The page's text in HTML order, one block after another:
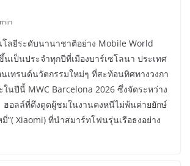
โลยีระดับนานาชาติอย่าง Mobile World
นเป็นประจำทุกปีที่เมืองบาร์เซโลนา ประเทศ
นเทรนด์นวัตกรรมใหม่ๆ ที่สะท้อนทิศทางวงกา
นปีนี้ MWC Barcelona 2026 ซึ่งจัดระหว่าง
อลล์ที่ดึงดูดผู้ชมในงานคงหนีไม่พ้นค่ายยักษ์
มี่”( Xiaomi) ที่นำสมาร์ทโฟนรุ่นเรือธงอย่าง